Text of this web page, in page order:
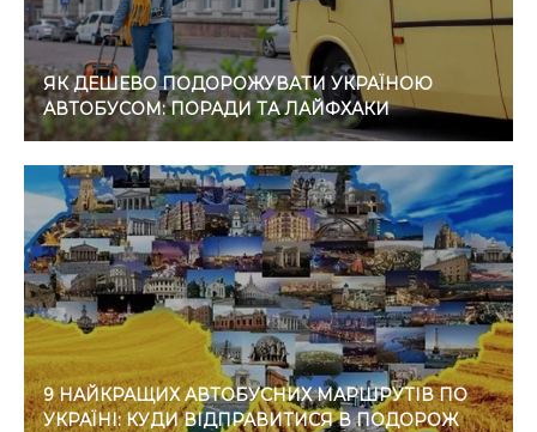
ЯК ДЕШЕВО ПОДОРОЖУВАТИ УКРАЇНОЮ
АВТОБУСОМ: ПОРАДИ ТА ЛАЙФХАКИ
9 НАЙКРАЩИХ АВТОБУСНИХ МАРШРУТІВ ПО
УКРАЇНІ: КУДИ ВІДПРАВИТИСЯ В ПОДОРОЖ